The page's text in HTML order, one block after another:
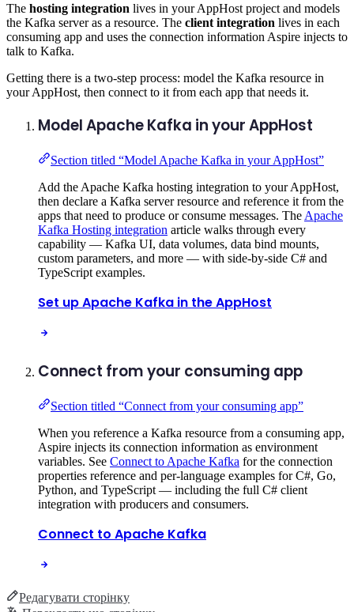
The hosting integration lives in your AppHost project and models
the Kafka server as a resource. The client integration lives in each
consuming app and uses the connection information Aspire injects to
talk to Kafka.
Getting there is a two-step process: model the Kafka resource in
your AppHost, then connect to it from each app that needs it.
Model Apache Kafka in your AppHost
Section titled “Model Apache Kafka in your AppHost”
Add the Apache Kafka hosting integration to your AppHost,
then declare a Kafka server resource and reference it from the
apps that need to produce or consume messages. The Apache
Kafka Hosting integration article walks through every
capability — Kafka UI, data volumes, data bind mounts,
custom parameters, and more — with side-by-side C# and
TypeScript examples.
Set up Apache Kafka in the AppHost
Connect from your consuming app
Section titled “Connect from your consuming app”
When you reference a Kafka resource from a consuming app,
Aspire injects its connection information as environment
variables. See Connect to Apache Kafka for the connection
properties reference and per-language examples for C#, Go,
Python, and TypeScript — including the full C# client
integration with producers and consumers.
Connect to Apache Kafka
Редагувати сторінку